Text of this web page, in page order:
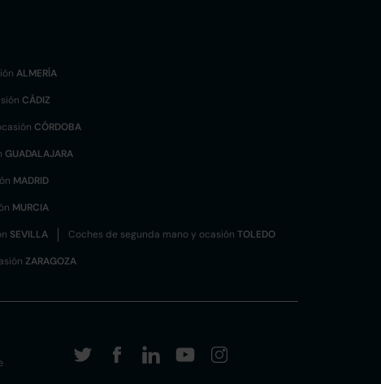
ALMERÍA
CÁDIZ
CÓRDOBA
GUADALAJARA
MADRID
MURCIA
SEVILLA Coches de segunda mano y ocasión TOLEDO
ZARAGOZA